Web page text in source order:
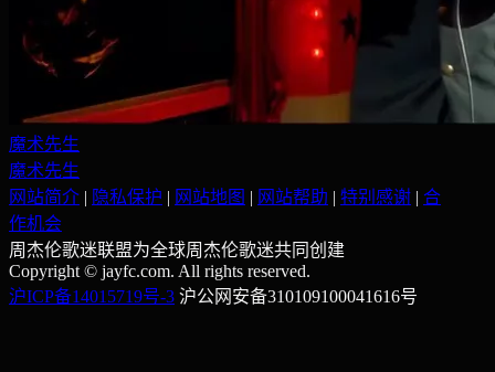
魔术先生
魔术先生
网站简介 | 隐私保护 | 网站地图 | 网站帮助 | 特别感谢 | 合
作机会
周杰伦歌迷联盟为全球周杰伦歌迷共同创建
Copyright © jayfc.com. All rights reserved.
沪ICP备14015719号-3 沪公网安备310109100041616号